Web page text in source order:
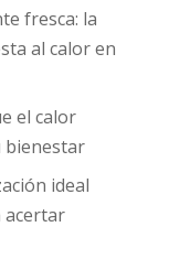
fresca: la
al calor en
el calor
bienestar
ideal
acertar